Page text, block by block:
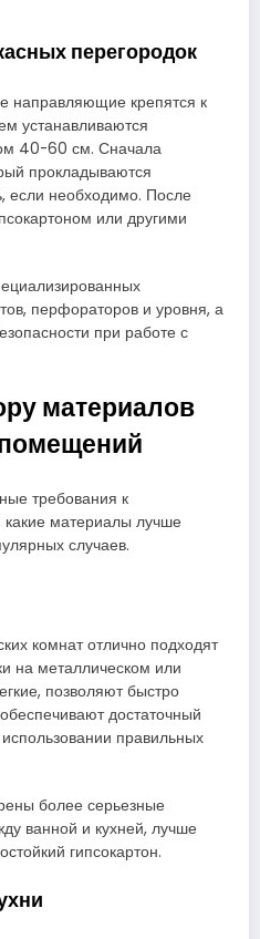
перегородок
направляющие крепятся к
устанавливаются
40-60 см. Сначала
прокладываются
если необходимо. После
или другими
перфораторов и уровня, а
при работе с
материалов
требования к
материалы лучше
случаев.
комнат отлично подходят
на металлическом или
позволяют быстро
достаточный
правильных
более серьезные
ванной и кухней, лучше
гипсокартон.